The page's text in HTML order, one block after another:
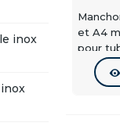
inox
Idéal
et A4
pour